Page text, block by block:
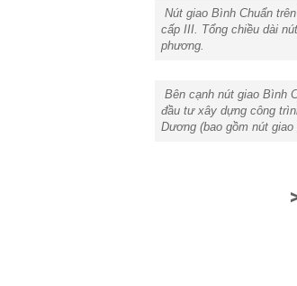
Nút giao Bình Chuẩn
cấp III. Tổng chiều dài
phương.
Bên cạnh nút giao Bình
đầu tư xây dựng công
Dương (bao gồm nút